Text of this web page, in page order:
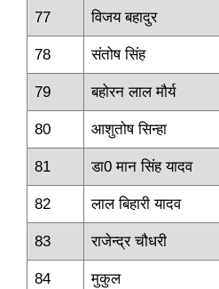
77 विजय बहादुर
78 संतोष सिंह
79 बहोरन लाल मौर्य
80 आशुतोष सिन्‍हा
81 डा0 मान सिंह यादव
82 लाल बिहारी यादव
83 राजेन्‍द्र चौधरी
84 मुकुल